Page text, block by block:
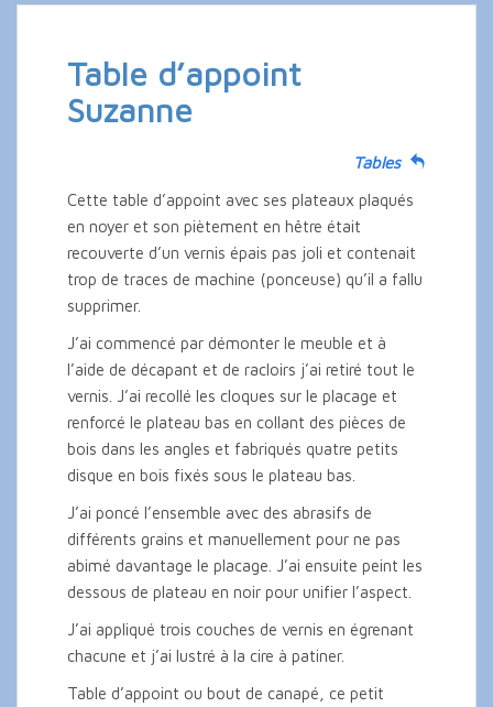
Table d’appoint
Suzanne
Tables
Cette table d’appoint avec ses plateaux plaqués
en noyer et son piètement en hêtre était
recouverte d’un vernis épais pas joli et contenait
trop de traces de machine (ponceuse) qu’il a fallu
supprimer.
J’ai commencé par démonter le meuble et à
l’aide de décapant et de racloirs j’ai retiré tout le
vernis. J’ai recollé les cloques sur le placage et
renforcé le plateau bas en collant des pièces de
bois dans les angles et fabriqués quatre petits
disque en bois fixés sous le plateau bas.
J’ai poncé l’ensemble avec des abrasifs de
différents grains et manuellement pour ne pas
abimé davantage le placage. J’ai ensuite peint les
dessous de plateau en noir pour unifier l’aspect.
J’ai appliqué trois couches de vernis en égrenant
chacune et j’ai lustré à la cire à patiner.
Table d’appoint ou bout de canapé, ce petit